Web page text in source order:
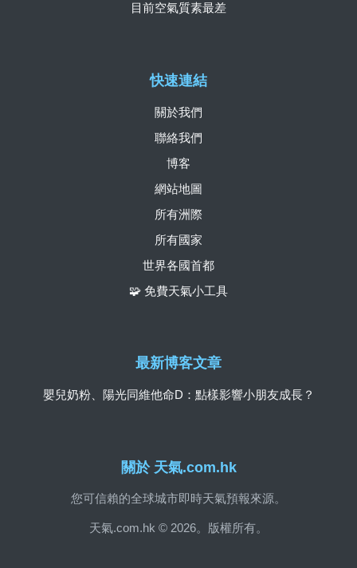
關於 天氣.com.hk
您可信賴的全球城市即時天氣預報來源。
天氣.com.hk © 2026。版權所有。
快速連結
關於我們
聯絡我們
博客
網站地圖
所有洲際
所有國家
世界各國首都
🧩 免費天氣小工具
目前空氣質素最差
最新博客文章
嬰兒奶粉、陽光同維他命D：點樣影響小朋友成長？